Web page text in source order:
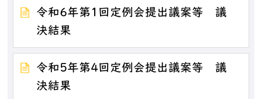
令和6年第1回定例会提出議案等 議
決結果
令和5年第4回定例会提出議案等 議
決結果